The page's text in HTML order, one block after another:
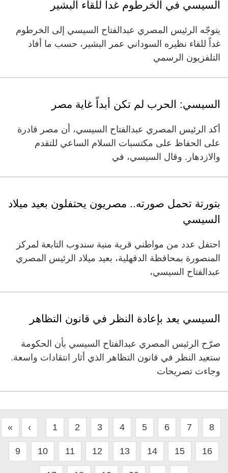
السيسي في الخرطوم غداً للقاء البشير
يتوجّه الرئيس المصري عبدالفتاح السيسي إلى الخرطوم
غداً للقاء نظيره السوداني عمر البشير، حسب ما أفاد
التلفزيون الرسمي
السيسي: الحرب لم تكن أبداً غاية مصر
أكد الرئيس المصري عبدالفتاح السيسي، أن مصر قادرة
على الحفاظ على مكتسبات السلام الساعي للتقدم
والازدهار. وقال السيسي، في
بتورتة تحمل صورته.. مصريون يحتفلون بعيد ميلاد
السيسي
احتفل عدد من مواطني قرية منية سندوب التابعة لمركز
المنصورة بمحافظة الدقهلية، بعيد ميلاد الرئيس المصري
عبدالفتاح السيسي،
السيسي يعد بإعادة النظر في قانون التظاهر
صرّح الرئيس المصري عبدالفتاح السيسي بأن الحكومة
ستعيد النظر في قانون التظاهر الذي أثار انتقادات واسعة.
وجاءت تصريحات
« ‹ 1 2 3 4 5 6 7 8
9 10 11 12 13 14 15 16